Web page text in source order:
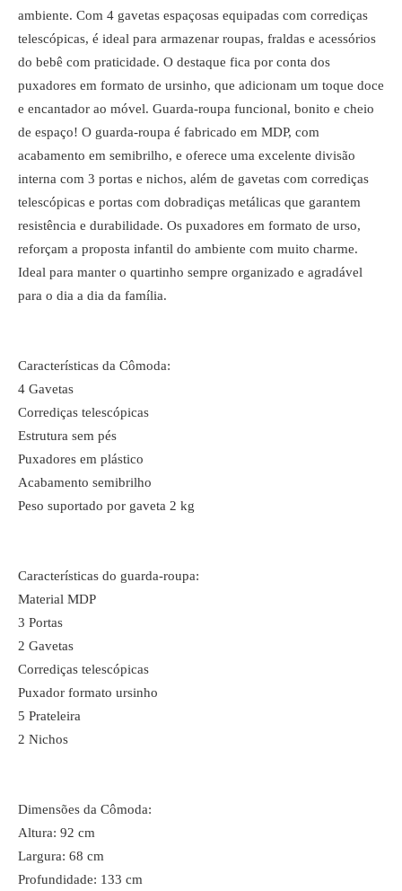
ambiente. Com 4 gavetas espaçosas equipadas com corrediças
telescópicas, é ideal para armazenar roupas, fraldas e acessórios
do bebê com praticidade. O destaque fica por conta dos
puxadores em formato de ursinho, que adicionam um toque doce
e encantador ao móvel. Guarda-roupa funcional, bonito e cheio
de espaço! O guarda-roupa é fabricado em MDP, com
acabamento em semibrilho, e oferece uma excelente divisão
interna com 3 portas e nichos, além de gavetas com corrediças
telescópicas e portas com dobradiças metálicas que garantem
resistência e durabilidade. Os puxadores em formato de urso,
reforçam a proposta infantil do ambiente com muito charme.
Ideal para manter o quartinho sempre organizado e agradável
para o dia a dia da família.
Características da Cômoda:
4 Gavetas
Corrediças telescópicas
Estrutura sem pés
Puxadores em plástico
Acabamento semibrilho
Peso suportado por gaveta 2 kg
Características do guarda-roupa:
Material MDP
3 Portas
2 Gavetas
Corrediças telescópicas
Puxador formato ursinho
5 Prateleira
2 Nichos
Dimensões da Cômoda:
Altura: 92 cm
Largura: 68 cm
Profundidade: 133 cm